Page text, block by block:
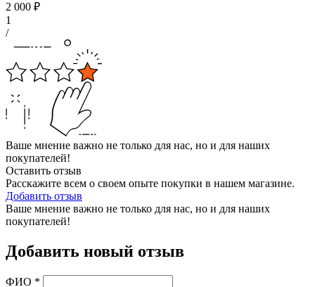
2 000 ₽
1
/
Ваше мнение важно не только для нас, но и для наших
покупателей!
Оставить отзыв
Расскажите всем о своем опыте покупки в нашем магазине.
Добавить отзыв
Ваше мнение важно не только для нас, но и для наших
покупателей!
Добавить новый отзыв
ФИО *